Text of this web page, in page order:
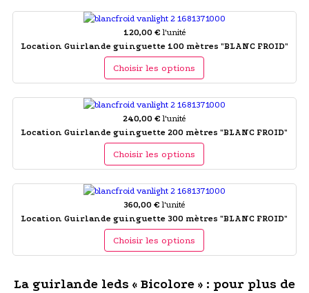
120,00 € l'unité
Location Guirlande guinguette 100 mètres "BLANC FROID"
Choisir les options
240,00 € l'unité
Location Guirlande guinguette 200 mètres "BLANC FROID"
Choisir les options
360,00 € l'unité
Location Guirlande guinguette 300 mètres "BLANC FROID"
Choisir les options
La guirlande leds « Bicolore » : pour plus de